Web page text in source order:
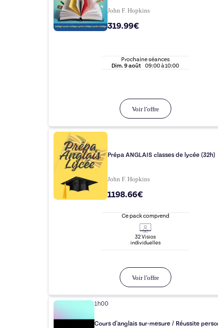
John F. Hopkins
319.99€
Prochaine séances
Dim.9 août 09:00à10:00
Voir l'offre
Prépa ANGLAIS classes de lycée (32h)
John F. Hopkins
1198.66€
Ce pack comprend
32Visios
individuelles
Voir l'offre
1h00
Cours d'anglais sur-mesure / Réussite